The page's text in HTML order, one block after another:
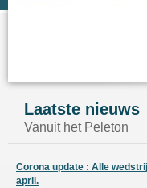
Laatste nieuws
Vanuit het Peleton
Corona update : Alle
april.